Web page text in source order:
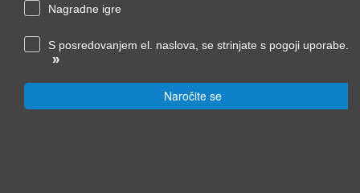
Nagradne igre
S posredovanjem el. naslova, se strinjate s pogoji uporabe.
»
Naročite se